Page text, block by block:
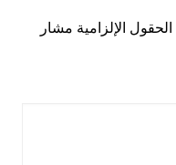
الحقول الإلزامية مشار